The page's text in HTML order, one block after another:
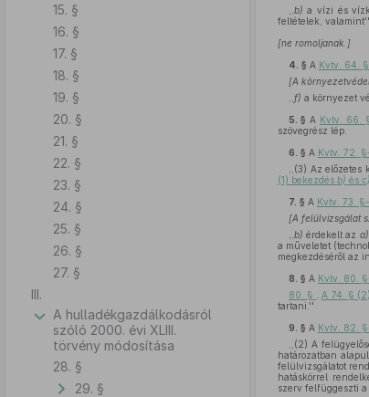
15. §
16. §
17. §
18. §
19. §
20. §
21. §
22. §
23. §
24. §
25. §
26. §
27. §
III.
A hulladékgazdálkodásról
szóló 2000. évi XLIII.
törvény módosítása
28. §
29. §
b) a vízi és
feltételek, valamint''
[ne romoljanak.]
4. § A Kvtv. 64.
[A
f) a környezet
5. § A Kvtv. 66.
szövegrész lép.
6. § A Kvtv. 72.
,,(3) Az
(1) bekezdés b) és c)
7. § A Kvtv. 73.
[A felülvizsgálat
b) érdekelt az a)
a műveletet
megkezdéséről az
8. § A Kvtv. 80.
80. § ,,A 74. §
tartani.''
9. § A Kvtv. 82.
,,(2) A
határozatban
felülvizsgálatot
hatáskörrel
szerv felfüggeszti